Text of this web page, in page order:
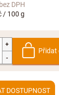
DPH
/ 100 g
Přidat